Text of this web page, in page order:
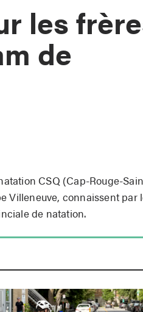
les
de
CSQ (Cap-Rouge-
Villeneuve, connaissent par
de natation.